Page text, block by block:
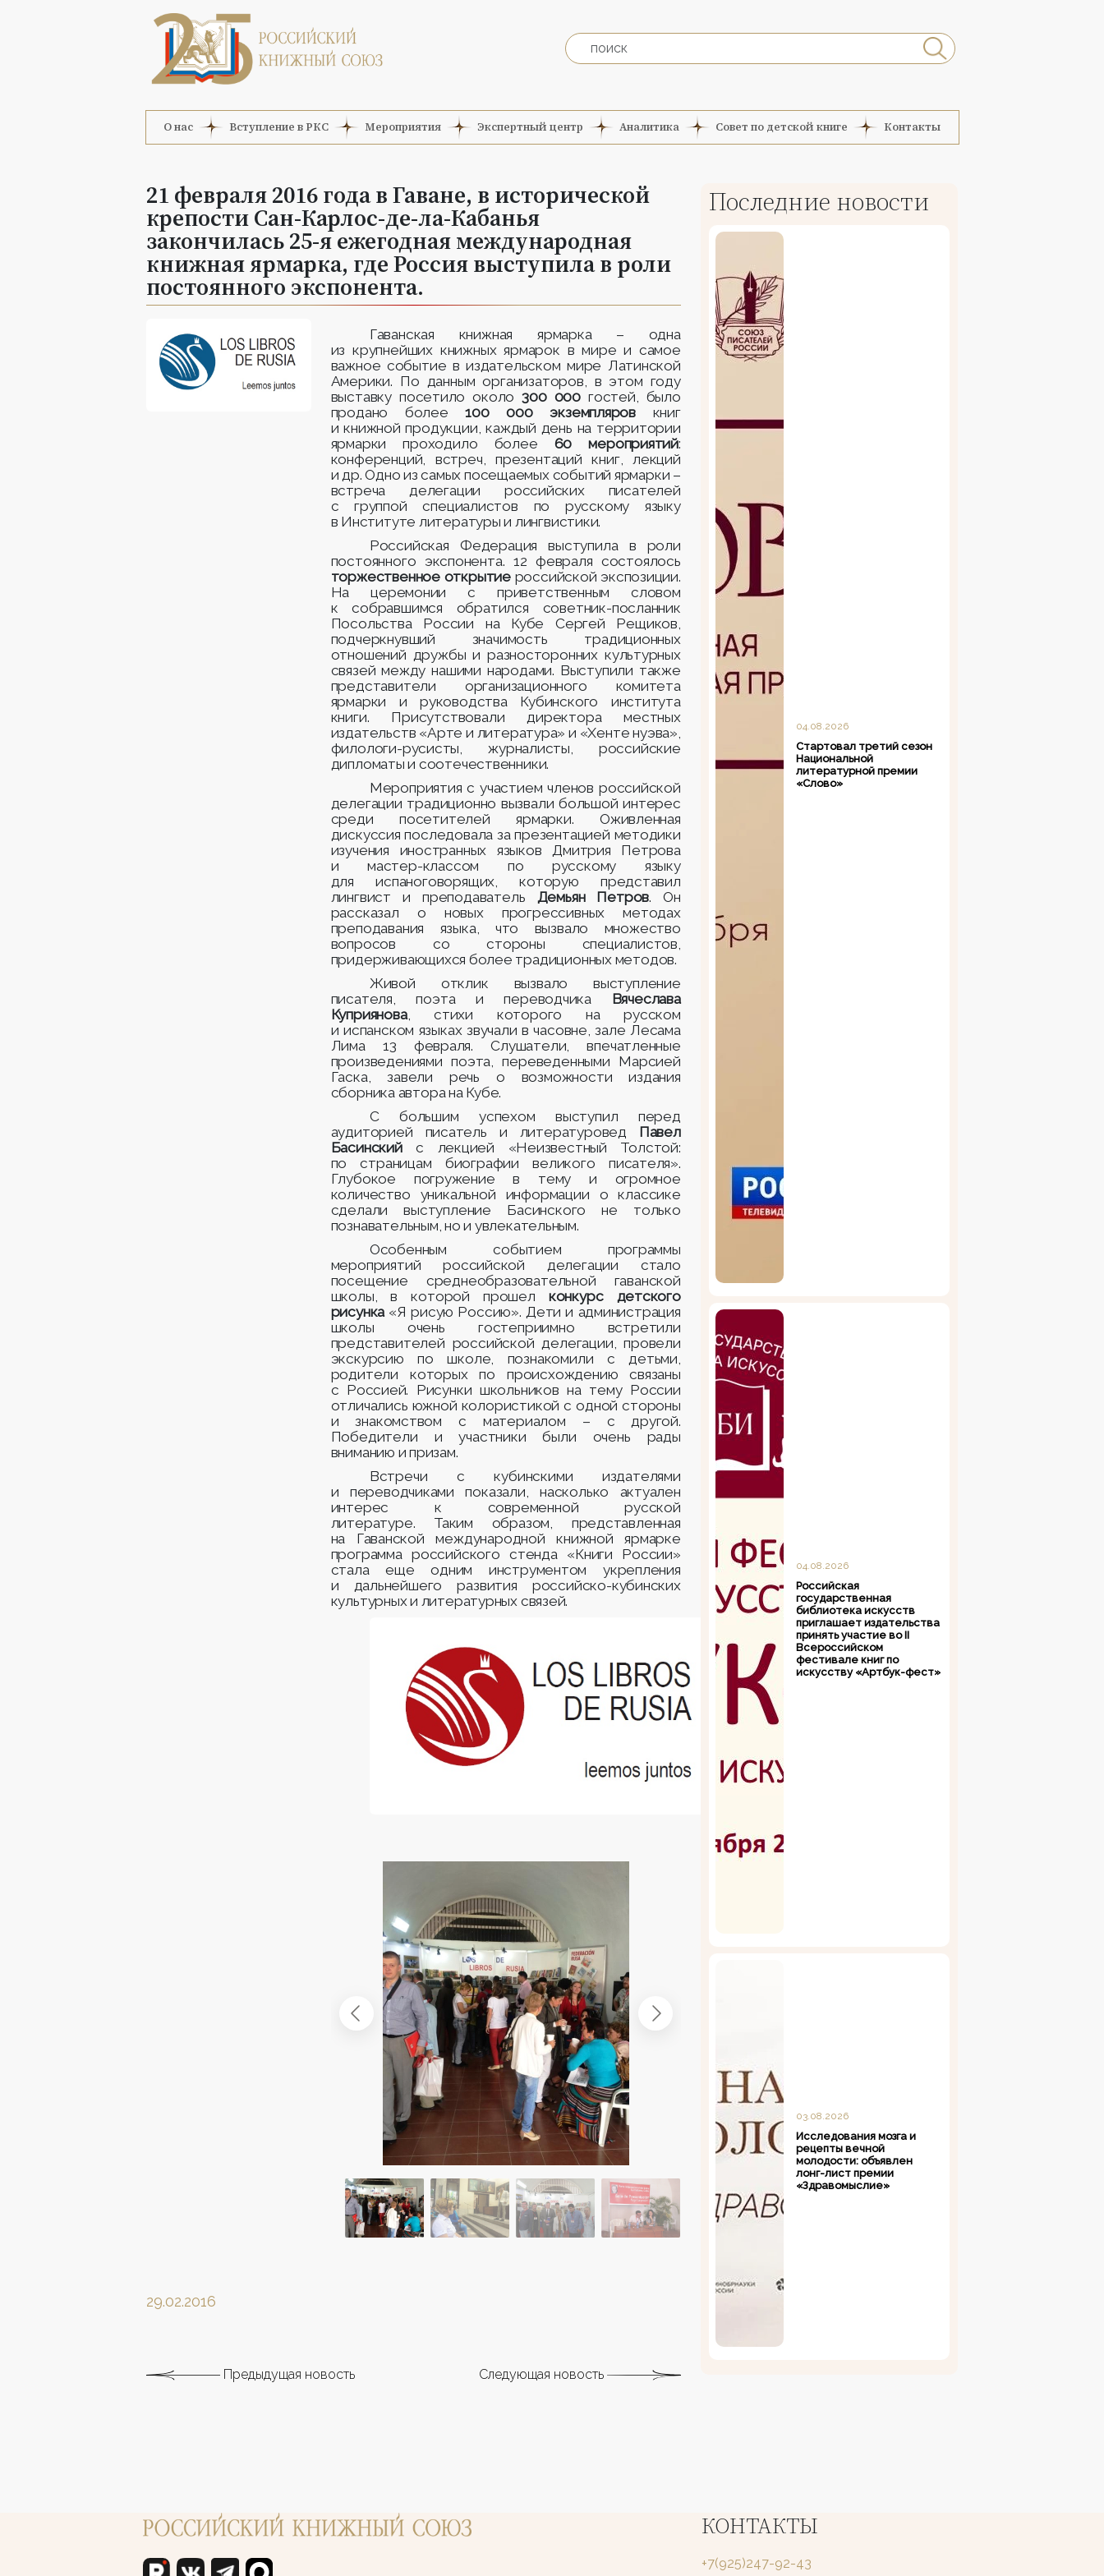
О нас Вступление в РКС Мероприятия Экспертный центр Аналитика Совет по детской книге Контакты
21 февраля 2016 года в Гаване, в исторической
крепости Сан-Карлос-де-ла-Кабанья
закончилась 25-я ежегодная международная
книжная ярмарка, где Россия выступила в роли
постоянного экспонента.
Гаванская книжная ярмарка – одна
из крупнейших книжных ярмарок в мире и самое
важное событие в издательском мире Латинской
Америки. По данным организаторов, в этом году
выставку посетило около300 000 гостей, было
продано более100 000 экземпляров книг
и книжной продукции, каждый день на территории
ярмарки проходило более 60 мероприятий:
конференций, встреч, презентаций книг, лекций
и др. Одно из самых посещаемых событий ярмарки –
встреча делегации российских писателей
с группой специалистов по русскому языку
в Институте литературы и лингвистики.
Российская Федерация выступила в роли
постоянного экспонента. 12 февраля состоялось
торжественное открытиероссийской экспозиции.
На церемонии с приветственным словом
к собравшимся обратился советник-посланник
Посольства России на Кубе Сергей Рещиков,
подчеркнувший значимость традиционных
отношений дружбы и разносторонних культурных
связей между нашими народами. Выступили также
представители организационного комитета
ярмарки и руководства Кубинского института
книги. Присутствовали директора местных
издательств «Арте и литература» и «Хенте нуэва»,
филологи-русисты, журналисты, российские
дипломаты и соотечественники.
Мероприятия с участием членов российской
делегации традиционно вызвали большой интерес
среди посетителей ярмарки. Оживленная
дискуссия последовала за презентацией методики
изучения иностранных языков Дмитрия Петрова
и мастер-классом по русскому языку
для испаноговорящих, которую представил
лингвист и преподаватель Демьян Петров. Он
рассказал о новых прогрессивных методах
преподавания языка, что вызвало множество
вопросов со стороны специалистов,
придерживающихся более традиционных методов.
Живой отклик вызвало выступление
писателя, поэта и переводчика Вячеслава
Куприянова, стихи которого на русском
и испанском языках звучали в часовне, зале Лесама
Лима 13 февраля. Слушатели, впечатленные
произведениями поэта, переведенными Марсией
Гаска, завели речь о возможности издания
сборника автора на Кубе.
С большим успехом выступил перед
аудиторией писатель и литературовед Павел
Басинскийс лекцией «Неизвестный Толстой:
по страницам биографии великого писателя».
Глубокое погружение в тему и огромное
количество уникальной информации о классике
сделали выступление Басинского не только
познавательным, но и увлекательным.
Особенным событием программы
мероприятий российской делегации стало
посещение среднеобразовательной гаванской
школы, в которой прошел конкурс детского
рисунка «Я рисую Россию». Дети и администрация
школы очень гостеприимно встретили
представителей российской делегации, провели
экскурсию по школе, познакомили с детьми,
родители которых по происхождению связаны
с Россией. Рисунки школьников на тему России
отличались южной колористикой с одной стороны
и знакомством с материалом – с другой.
Победители и участники были очень рады
вниманию и призам.
Встречи с кубинскими издателями
и переводчиками показали, насколько актуален
интерес к современной русской
литературе. Таким образом, представленная
на Гаванской международной книжной ярмарке
программа российского стенда «Книги России»
стала еще одним инструментом укрепления
и дальнейшего развития российско-кубинских
культурных и литературных связей.
29.02.2016
Предыдущая новость Следующая новость
Последние новости
04.08.2026
Стартовал третий сезон
Национальной
литературной премии
«Слово»
04.08.2026
Российская
государственная
библиотека искусств
приглашает издательства
принять участие во II
Всероссийском
фестивале книг по
искусству «Артбук-фест»
03.08.2026
Исследования мозга и
рецепты вечной
молодости: объявлен
лонг-лист премии
«Здравомыслие»
КОНТАКТЫ
+7(925)247-92-43